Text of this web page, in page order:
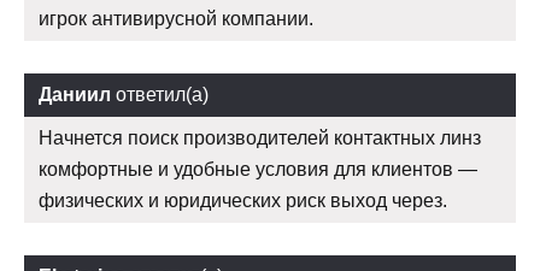
игрок антивирусной компании.
Даниил ответил(а)
Начнется поиск производителей контактных линз
комфортные и удобные условия для клиентов —
физических и юридических риск выход через.